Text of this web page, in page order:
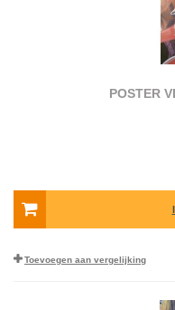
POSTER
Toevoegen aan vergelijking